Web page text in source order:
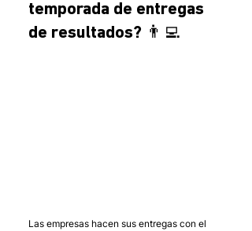
temporada de entregas
de resultados? 👨‍💻
Las empresas hacen sus entregas con el